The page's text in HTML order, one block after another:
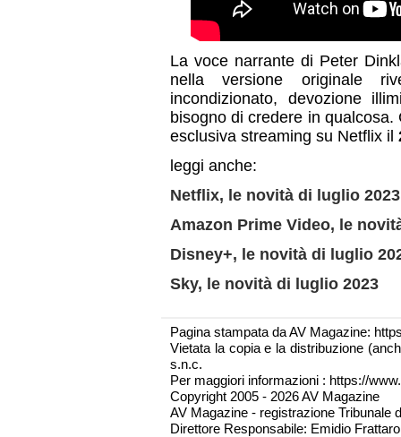
La voce narrante di Peter
nella versione originale
incondizionato, devozione
bisogno di credere in
esclusiva streaming su Netflix il
leggi anche:
Netflix, le novità di luglio 2023
Amazon Prime Video, le
Disney+, le novità di luglio
Sky, le novità di luglio 2023
Pagina stampata da AV Magazine:
Vietata la copia e la distribuzione
s.n.c.
Per maggiori informazioni : https://
Copyright 2005 - 2026 AV Magazine
AV Magazine - registrazione Tribunale
Direttore Responsabile: Emidio